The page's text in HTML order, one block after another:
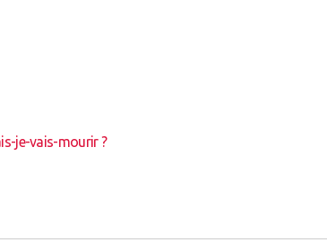
je-vais-mourir ?